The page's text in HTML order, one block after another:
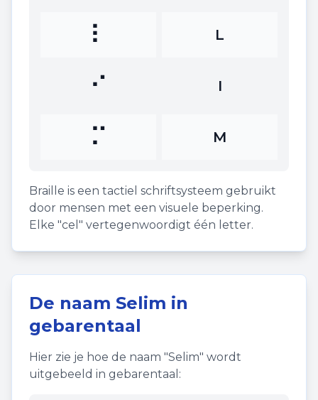
⠇ L
⠊ I
⠍ M
Braille is een tactiel schriftsysteem gebruikt
door mensen met een visuele beperking.
Elke "cel" vertegenwoordigt één letter.
De naam Selim in
gebarentaal
Hier zie je hoe de naam "Selim" wordt
uitgebeeld in gebarentaal: